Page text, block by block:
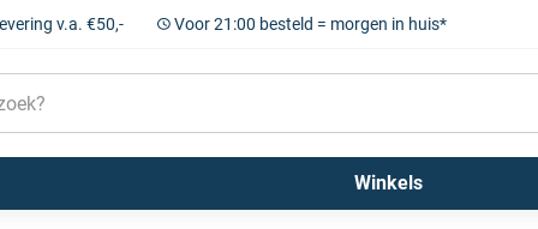
v.a. €50,- Voor 21:00 besteld = morgen in huis*
Winkels